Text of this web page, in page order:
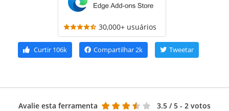
30,000+ usuários
Curtir 106k Compartilhar2k Tweetar
Avalie esta ferramenta 3.5 / 5 - 2 votos